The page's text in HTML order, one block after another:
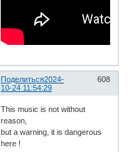
Поделиться 608
2024-
10-24 11:54:29
This music is not without
reason,
but a warning, it is dangerous
here !